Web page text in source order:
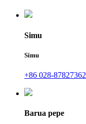
Simu
Simu
+86 028-87827362
Barua pepe